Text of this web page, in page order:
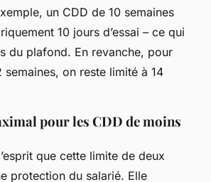
un CDD de 10 semaines
10 jours d’essai – ce qui
du plafond. En revanche, pour
semaines, on reste limité à 14
pour les CDD de moins
que cette limite de deux
protection du salarié. Elle